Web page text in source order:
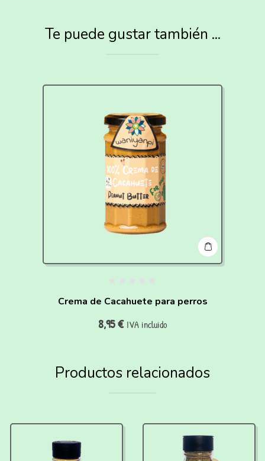
Te puede gustar también ...
Crema de Cacahuete para perros
8,95€ IVA incluido
Productos relacionados